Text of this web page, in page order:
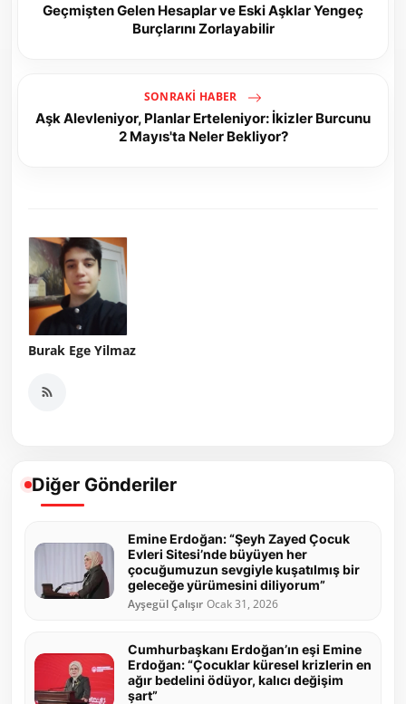
Geçmişten Gelen Hesaplar ve Eski Aşklar Yengeç
Burçlarını Zorlayabilir
SONRAKI HABER
Aşk Alevleniyor, Planlar Erteleniyor: İkizler Burcunu
2 Mayıs'ta Neler Bekliyor?
Burak Ege Yilmaz
Diğer Gönderiler
Emine Erdoğan: “Şeyh Zayed Çocuk
Evleri Sitesi’nde büyüyen her
çocuğumuzun sevgiyle kuşatılmış bir
geleceğe yürümesini diliyorum”
Ayşegül Çalışır Ocak 31, 2026
Cumhurbaşkanı Erdoğan’ın eşi Emine
Erdoğan: “Çocuklar küresel krizlerin en
ağır bedelini ödüyor, kalıcı değişim
şart”